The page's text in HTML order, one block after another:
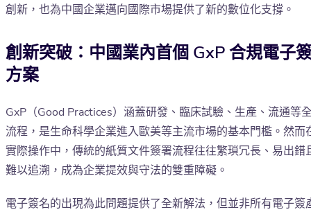
創新，也為中國企業邁向國際市場提供了新的數位化支撐。
創新突破：中國業內首個 GxP 合規電子
方案
GxP（Good Practices）涵蓋研發、臨床試驗、生產、流通等
流程，是生命科學企業進入歐美等主流市場的基本門檻。然而
實際操作中，傳統的紙質文件簽署流程往往繁瑣冗長、易出錯
難以追溯，成為企業提效與守法的雙重障礙。
電子簽名的出現為此問題提供了全新解法，但並非所有電子簽